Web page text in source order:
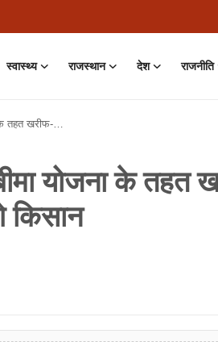
स्वास्थ्य राजस्थान देश राजनीति
बीमा करवा सकेंगे किसान
योजना के
किसान
or Organization • 01 Aug, 2026